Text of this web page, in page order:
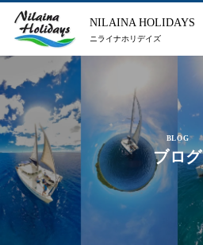
NILAINA HOLIDAYS
ニライナホリデイズ
BLOG
ブログ